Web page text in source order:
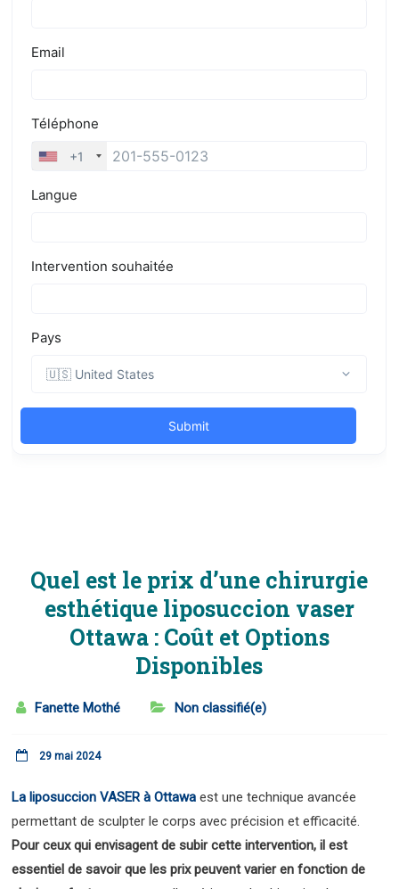
Quel est le prix d’une chirurgie
esthétique liposuccion vaser
Ottawa : Coût et Options
Disponibles
Fanette Mothé Non classifié(e)
29 mai 2024
La liposuccion VASER à Ottawa est une technique avancée
permettant de sculpter le corps avec précision et efficacité.
Pour ceux qui envisagent de subir cette intervention, il est
essentiel de savoir que les prix peuvent varier en fonction de